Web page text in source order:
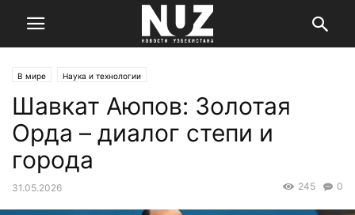
В мире Наука и технологии
Шавкат Аюпов: Золотая
Орда – диалог степи и
города
31.05.2026 0
245